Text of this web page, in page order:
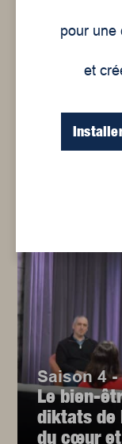
Actualités,
Saison 4
Le bien-
diktats de
du cœur
pour une
et